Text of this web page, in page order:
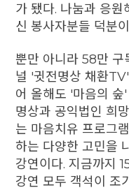
가 됐다. 나눔과 응
신 봉사자분들 덕분
뿐만 아니라 58만 구
널 '귓전명상 채환
어 올해도 '마음의 숲
명상과 공익법인 희
는 마음치유 프로그
하는 다양한 고민을
강연이다. 지금까지
강연 모두 객석이 조